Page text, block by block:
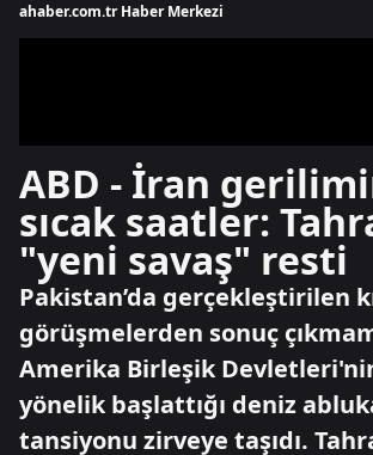
ahaber.com.tr Haber Merkezi
ABD - İran
sıcak saatler:
"yeni savaş" resti
Pakistan’da gerçekleştirilen
görüşmelerden sonuç
Amerika Birleşik
yönelik başlattığı deniz
tansiyonu zirveye taşıdı.